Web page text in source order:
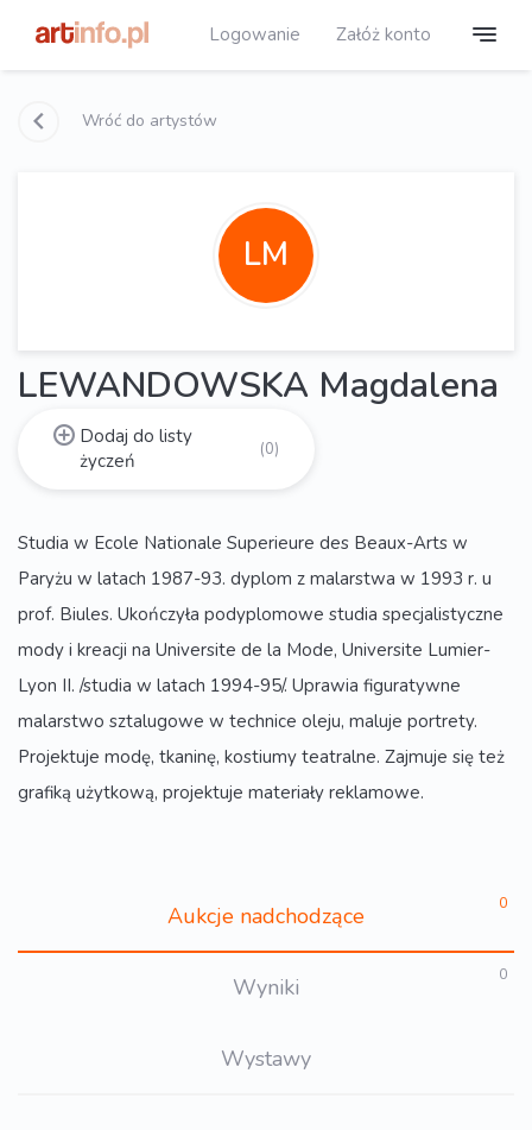
Logowanie Załóż konto
Wróć do artystów
LM
LEWANDOWSKA Magdalena
Dodaj do listy
życzeń
(0)
Studia w Ecole Nationale Superieure des Beaux-Arts w
Paryżu w latach 1987-93. dyplom z malarstwa w 1993 r. u
prof. Biules. Ukończyła podyplomowe studia specjalistyczne
mody i kreacji na Universite de la Mode, Universite Lumier-
Lyon II. /studia w latach 1994-95/. Uprawia figuratywne
malarstwo sztalugowe w technice oleju, maluje portrety.
Projektuje modę, tkaninę, kostiumy teatralne. Zajmuje się też
grafiką użytkową, projektuje materiały reklamowe.
Aukcje nadchodzące 0
Wyniki 0
Wystawy